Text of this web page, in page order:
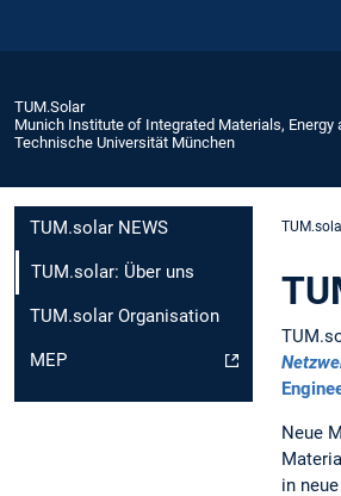
TUM.Solar
Munich Institute of Integrated Materials, Energy
Technische Universität München
TUM.solar NEWS
TUM.solar: Über uns
TUM.solar Organisation
MEP
Neue
in